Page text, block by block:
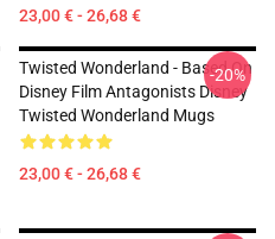
23,00 € - 26,68 €
Twisted Wonderland - Based On
Disney Film Antagonists Disney
Twisted Wonderland Mugs
23,00 € - 26,68 €
-20%